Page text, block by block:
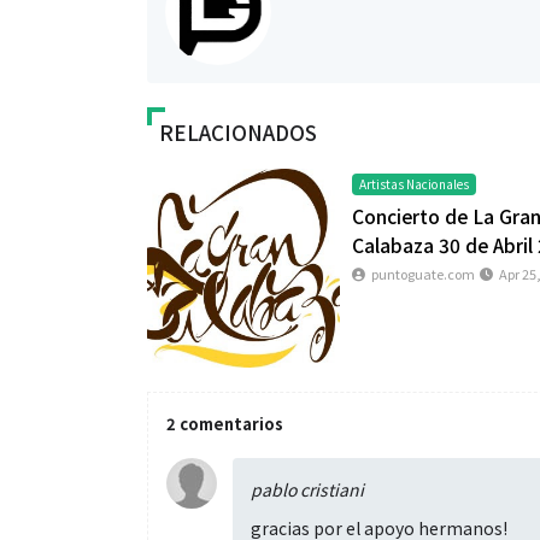
RELACIONADOS
Artistas Nacionales
Concierto de La Gran
Calabaza 30 de Abril
puntoguate.com Apr
2 comentarios
pablo cristiani
gracias por el apoyo hermanos!
La marimba
46.º Festival
transforma la
“Donde quiera que estés” el
primer capítulo del universo de
“FRAGMENTOS” su próximo
álbum de estudio